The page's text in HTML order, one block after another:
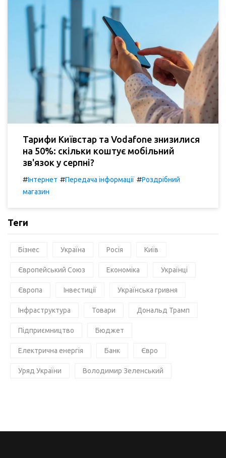
Тарифи Київстар та Vodafone знизилися
на 50%: скільки коштує мобільний
зв'язок у серпні?
#Інтернет #Передача інформації #Роздрібний
магазин
Теги
Бізнес Україна Росія Київ
Європейський Союз Економіка Українці
Європа Інвестиції Українська гривня
Інфраструктура Товари Дональд Трамп
Підприємництво Бюджет
Електрична енергія Банк Євро
Уряд України Володимир Зеленський